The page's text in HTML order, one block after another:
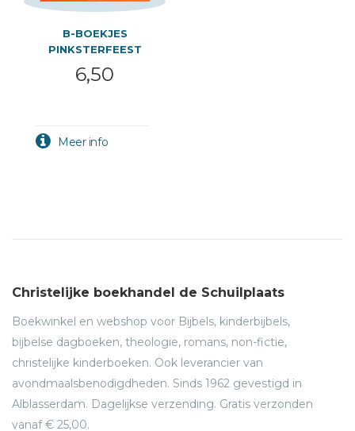
B-BOEKJES
PINKSTERFEEST
6,50
Christelijke boekhandel de Schuilplaats
Boekwinkel en webshop voor Bijbels, kinderbijbels,
bijbelse dagboeken, theologie, romans, non-fictie,
christelijke kinderboeken. Ook leverancier van
avondmaalsbenodigdheden. Sinds 1962 gevestigd in
Alblasserdam. Dagelijkse verzending. Gratis verzonden
vanaf € 25,00.